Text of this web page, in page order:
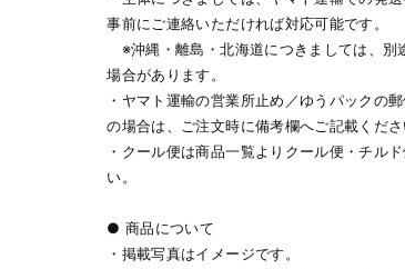
事前にご連絡いただければ対応可能です。
※沖縄・離島・北海道につきましては、別
場合があります。
・ヤマト運輸の営業所止め／ゆうパックの
の場合は、ご注文時に備考欄へご記載くださ
・クール便は商品一覧よりクール便・チル
い。
● 商品について
・掲載写真はイメージです。